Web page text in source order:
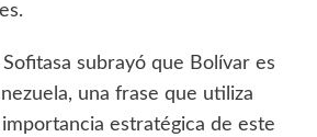
subrayó que Bolívar es
una frase que utiliza
estratégica de este